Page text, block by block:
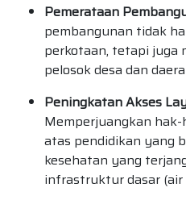
Pemerataan
pembangunan tidak
perkotaan, tetapi juga
pelosok desa dan
Peningkatan Akses
Memperjuangkan
atas pendidikan yang
kesehatan yang
infrastruktur dasar (air